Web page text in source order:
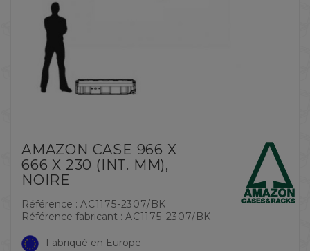
AMAZON CASE 966 X
666 X 230 (INT. MM),
NOIRE
Référence : AC1175-2307/BK
Référence fabricant : AC1175-2307/BK
Fabriqué en Europe